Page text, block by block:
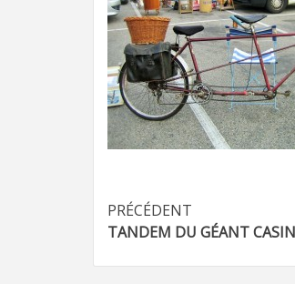
Navigation
d’article
PRÉCÉDENT
TANDEM DU GÉANT